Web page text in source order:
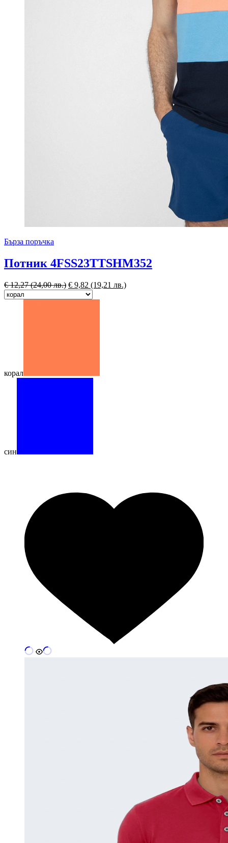
Бърза поръчка
Потник 4FSS23TTSHM352
€12,27(24,00 лв.) € 9,82 (19,21 лв.)
корал
син